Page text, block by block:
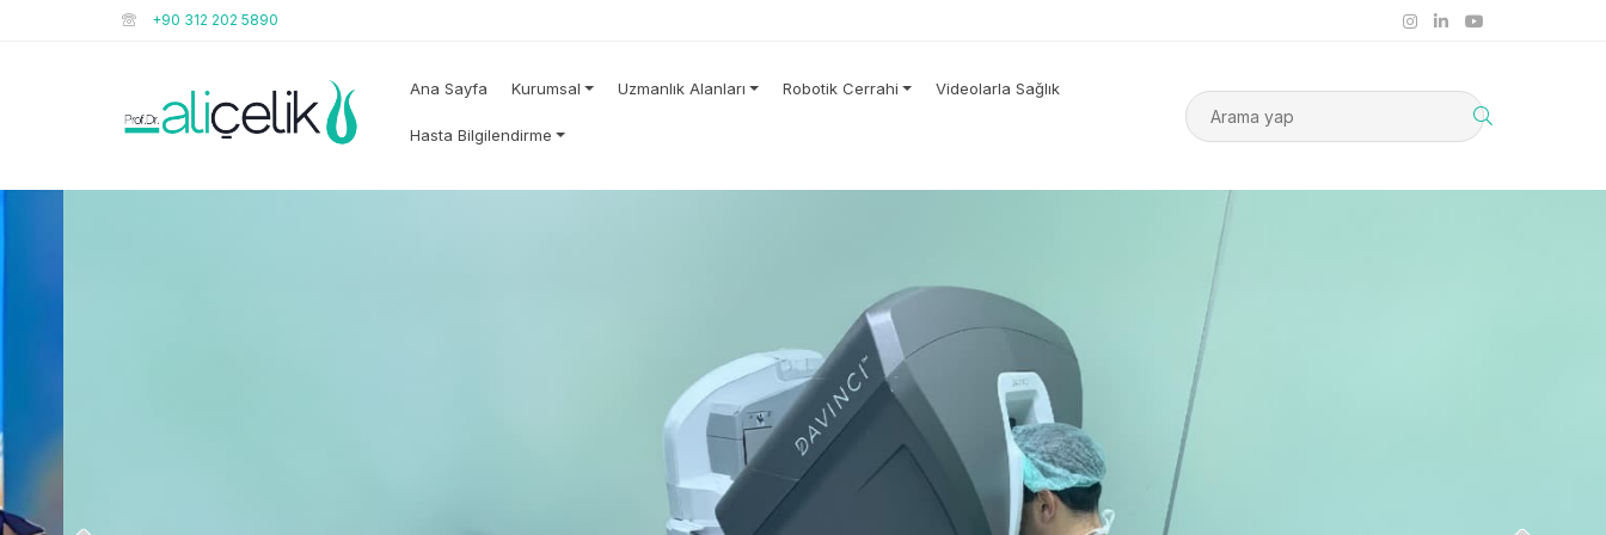
+90 312 202 5890
Ana Sayfa Kurumsal Uzmanlık Alanları Robotik Cerrahi Videolarla Sağlık
Hasta Bilgilendirme